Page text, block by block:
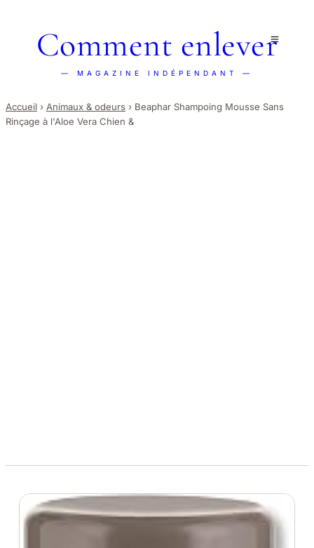
Comment enlever
— MAGAZINE INDÉPENDANT —
Accueil › Animaux & odeurs › Beaphar Shampoing Mousse Sans
Rinçage à l'Aloe Vera Chien &